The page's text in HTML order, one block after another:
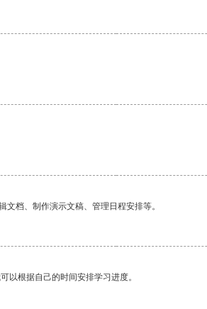
档、制作演示文稿、管理日程安排等。
以根据自己的时间安排学习进度。